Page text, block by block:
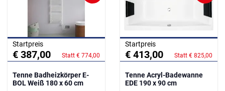
Startpreis
€ 387,00 Statt € 774,00
Tenne Badheizkörper E-
BOL Weiß 180 x 60 cm
Startpreis
€ 413,00 Statt € 825,00
Tenne Acryl-Badewanne
EDE 190 x 90 cm